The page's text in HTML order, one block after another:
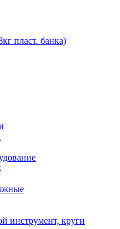
пласт. банка)
инструмент, круги